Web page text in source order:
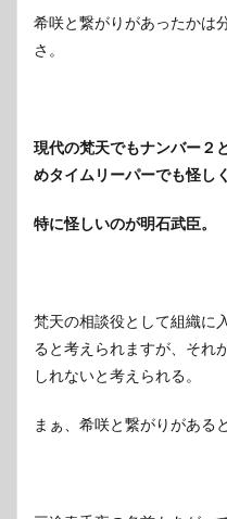
希咲と繋がりがあったかは
さ。
現代の梵天でもナンバー２
めタイムリーパーでも怪し
特に怪しいのが明石武臣。
梵天の相談役として組織に
ると考えられますが、それ
しれないと考えられる。
まぁ、希咲と繋がりがある